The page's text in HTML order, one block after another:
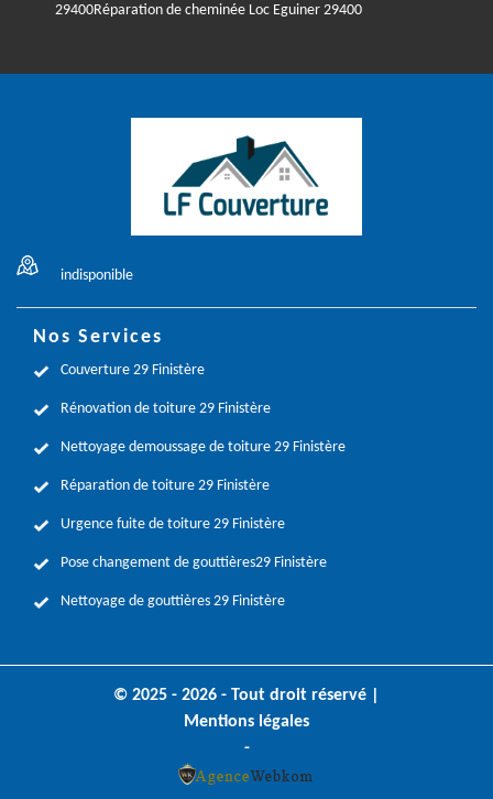
29400Réparation de cheminée Loc Eguiner 29400
indisponible
Nos Services
Couverture 29 Finistère
Rénovation de toiture 29 Finistère
Nettoyage demoussage de toiture 29 Finistère
Réparation de toiture 29 Finistère
Urgence fuite de toiture 29 Finistère
Pose changement de gouttières29 Finistère
Nettoyage de gouttières 29 Finistère
© 2025 - 2026 - Tout droit réservé |
Mentions légales
-